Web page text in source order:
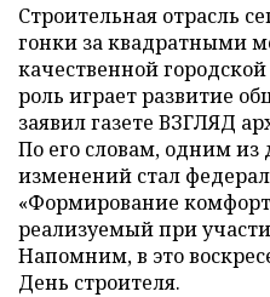
Строительная отрасль
гонки за квадратными
качественной
роль играет развитие
заявил газете ВЗГЛЯД
По его словам, одним из
изменений стал
«Формирование
реализуемый при
Напомним, в это
День строителя.